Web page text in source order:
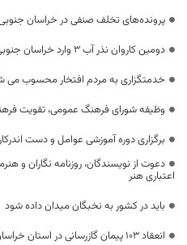
پرونده‌های تخلف صنفی در خراسان جنوبی ۵۵ درصد افزایش
دومین کاروان نذر آب ۳ وارد خراسان جنوبی شد
خدمتگزاری به مردم افتخار محسوب می
وظیفه شورای فرهنگ عمومی، تقویت
برگزاری دوره آموزشی عوامل و دست
دعوت از نویسندگان، روزنامه نگاران و
اعتباری هنر
باید در کشور به نخبگان میدان داده شود
انعقاد ۱۰۳ پيمان گازرسانی در استان خراسان جنوبی